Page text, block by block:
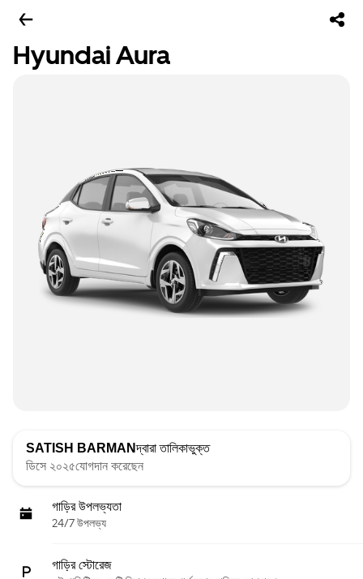
Hyundai Aura
SATISH BARMANদ্বারা তালিকাভুক্ত
ডিসে ২০২৫যোগদান করেছেন
গাড়ির উপলভ্যতা
24/7 উপলভ্য
গাড়ির স্টোরেজ